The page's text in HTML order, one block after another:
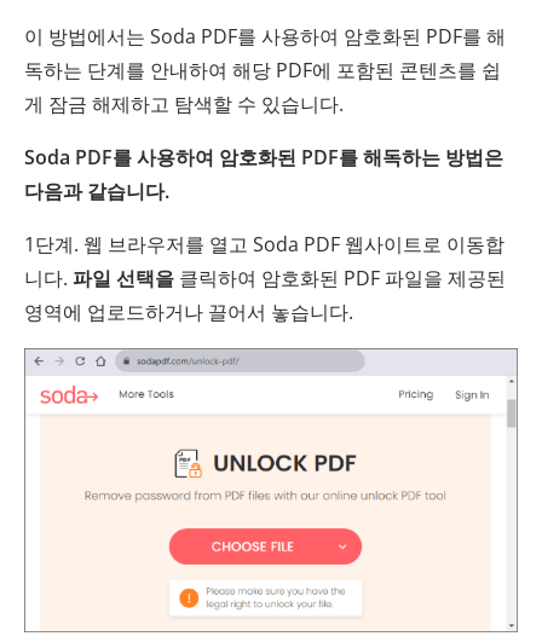
이 방법에서는 Soda PDF를 사용하여 암호화된 PDF를 해
독하는 단계를 안내하여 해당 PDF에 포함된 콘텐츠를 쉽
게 잠금 해제하고 탐색할 수 있습니다.
Soda PDF를 사용하여 암호화된 PDF를 해독하는 방법은
다음과 같습니다.
1단계. 웹 브라우저를 열고 Soda PDF 웹사이트로 이동합
니다. 파일 선택을 클릭하여 암호화된 PDF 파일을 제공된
영역에 업로드하거나 끌어서 놓습니다.